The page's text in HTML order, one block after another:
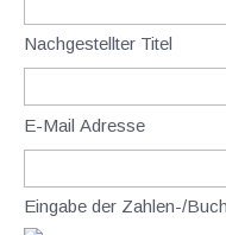
Nachgestellter Titel
E-Mail Adresse
Eingabe der Zahlen-/